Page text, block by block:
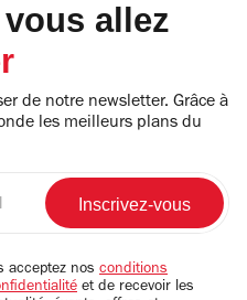
allez
de notre newsletter. Grâce à
les meilleurs plans du
acceptez nos conditions
et de recevoir les